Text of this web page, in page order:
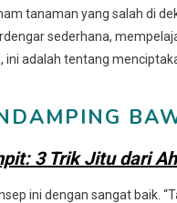
tanaman yang salah di
sederhana,
, ini adalah tentang
3 Trik Jitu dari
ini dengan sangat baik.